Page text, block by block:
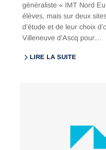
généraliste « IMT Nord
élèves, mais sur deux
d’étude et de leur choix
Villeneuve d’Ascq pour…
LIRE LA SUITE